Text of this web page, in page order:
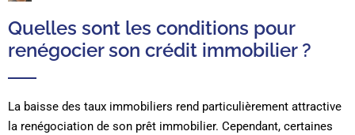
Quelles sont les conditions pour
renégocier son crédit immobilier ?
La baisse des taux immobiliers rend particulièrement attractive
la renégociation de son prêt immobilier. Cependant, certaines